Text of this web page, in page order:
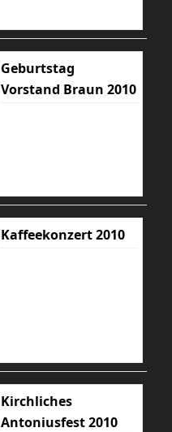
Geburtstag
Vorstand Braun 2010
Kaffeekonzert 2010
Kirchliches
Antoniusfest 2010